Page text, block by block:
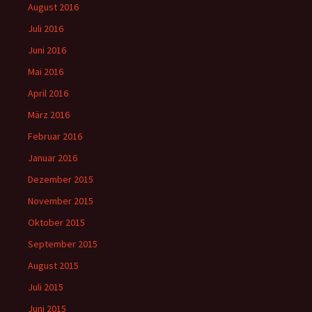
August 2016
Juli 2016
Juni 2016
Mai 2016
April 2016
März 2016
Februar 2016
Januar 2016
Dezember 2015
November 2015
Oktober 2015
September 2015
August 2015
Juli 2015
Juni 2015